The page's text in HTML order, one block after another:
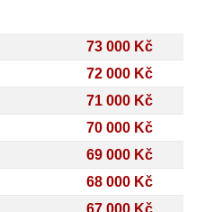
73 000 Kč
72 000 Kč
71 000 Kč
70 000 Kč
69 000 Kč
68 000 Kč